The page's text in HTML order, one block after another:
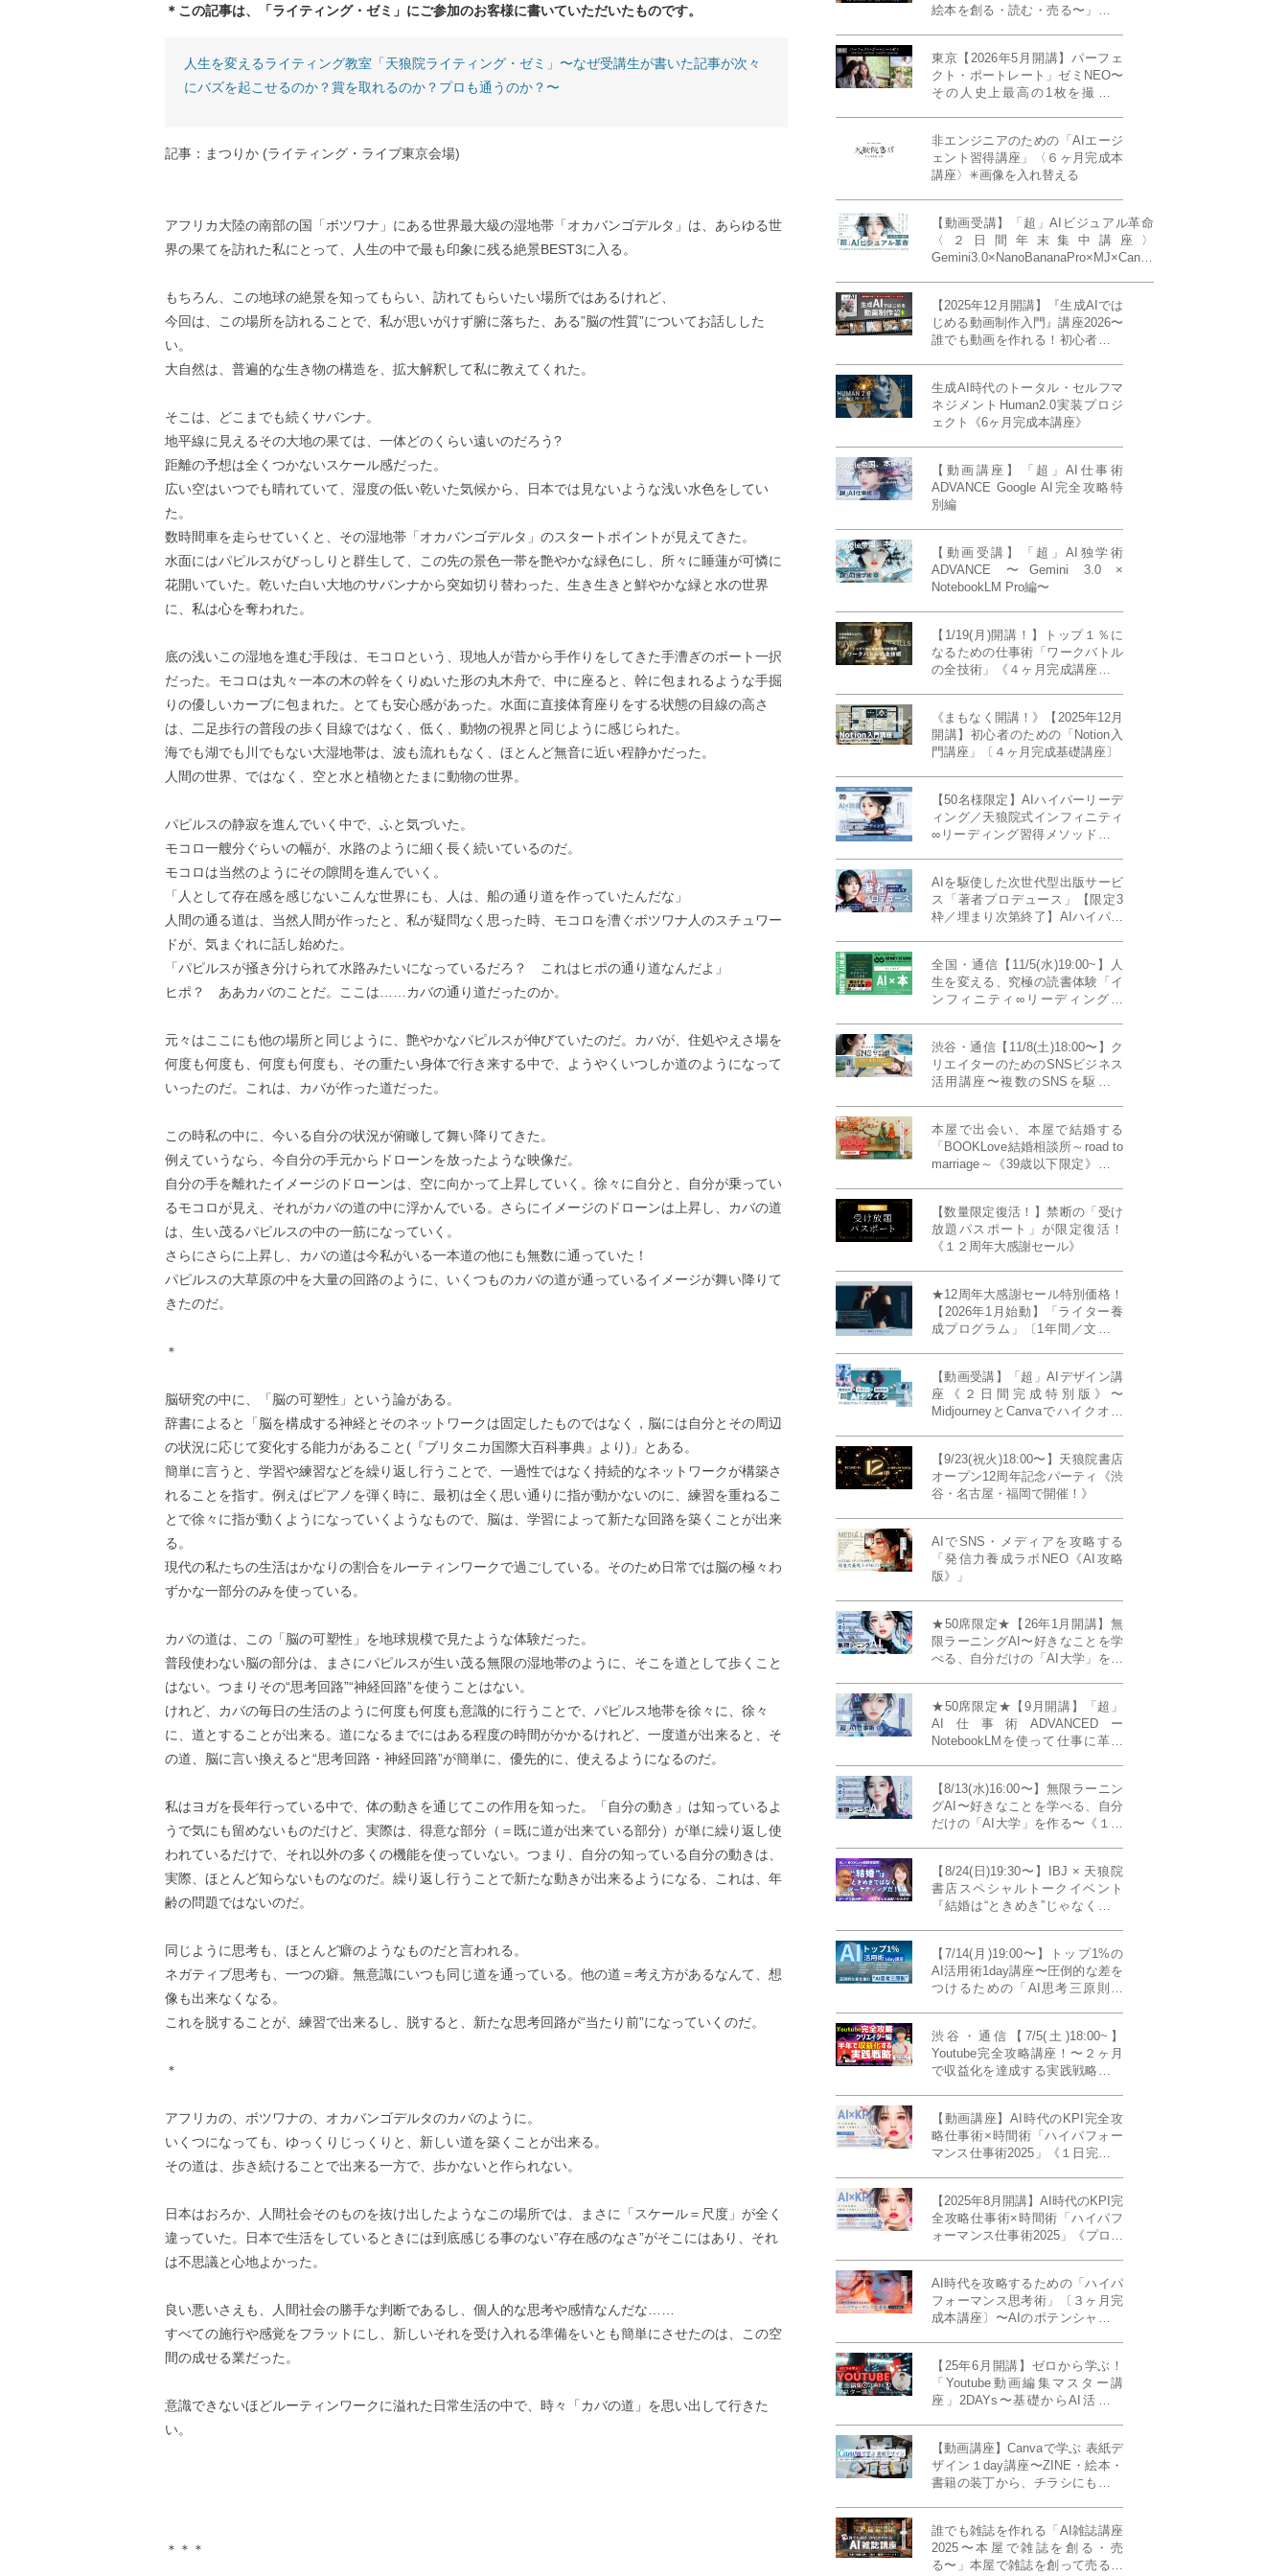
＊この記事は、「ライティング・ゼミ」にご参加のお客様に書いていただいたものです。
人生を変えるライティング教室「天狼院ライティング・ゼミ」〜なぜ受講生が書いた記事が次々
にバズを起こせるのか？賞を取れるのか？プロも通うのか？〜
記事：まつりか (ライティング・ライブ東京会場)
アフリカ大陸の南部の国「ボツワナ」にある世界最大級の湿地帯「オカバンゴデルタ」は、あらゆる世
界の果てを訪れた私にとって、人生の中で最も印象に残る絶景BEST3に入る。
もちろん、この地球の絶景を知ってもらい、訪れてもらいたい場所ではあるけれど、
今回は、この場所を訪れることで、私が思いがけず腑に落ちた、ある”脳の性質”についてお話しした
い。
大自然は、普遍的な生き物の構造を、拡大解釈して私に教えてくれた。
そこは、どこまでも続くサバンナ。
地平線に見えるその大地の果ては、一体どのくらい遠いのだろう?
距離の予想は全くつかないスケール感だった。
広い空はいつでも晴れていて、湿度の低い乾いた気候から、日本では見ないような浅い水色をしてい
た。
数時間車を走らせていくと、その湿地帯「オカバンゴデルタ」のスタートポイントが見えてきた。
水面にはパピルスがびっしりと群生して、この先の景色一帯を艶やかな緑色にし、所々に睡蓮が可憐に
花開いていた。乾いた白い大地のサバンナから突如切り替わった、生き生きと鮮やかな緑と水の世界
に、私は心を奪われた。
底の浅いこの湿地を進む手段は、モコロという、現地人が昔から手作りをしてきた手漕ぎのボート一択
だった。モコロは丸々一本の木の幹をくりぬいた形の丸木舟で、中に座ると、幹に包まれるような手掘
りの優しいカーブに包まれた。とても安心感があった。水面に直接体育座りをする状態の目線の高さ
は、二足歩行の普段の歩く目線ではなく、低く、動物の視界と同じように感じられた。
海でも湖でも川でもない大湿地帯は、波も流れもなく、ほとんど無音に近い程静かだった。
人間の世界、ではなく、空と水と植物とたまに動物の世界。
パピルスの静寂を進んでいく中で、ふと気づいた。
モコロ一艘分ぐらいの幅が、水路のように細く長く続いているのだ。
モコロは当然のようにその隙間を進んでいく。
「人として存在感を感じないこんな世界にも、人は、船の通り道を作っていたんだな」
人間の通る道は、当然人間が作ったと、私が疑問なく思った時、モコロを漕ぐボツワナ人のスチュワー
ドが、気まぐれに話し始めた。
「パピルスが掻き分けられて水路みたいになっているだろ？ これはヒポの通り道なんだよ」
ヒポ？ ああカバのことだ。ここは……カバの通り道だったのか。
元々はここにも他の場所と同じように、艶やかなパピルスが伸びていたのだ。カバが、住処やえさ場を
何度も何度も、何度も何度も、その重たい身体で行き来する中で、ようやくいつしか道のようになって
いったのだ。これは、カバが作った道だった。
この時私の中に、今いる自分の状況が俯瞰して舞い降りてきた。
例えていうなら、今自分の手元からドローンを放ったような映像だ。
自分の手を離れたイメージのドローンは、空に向かって上昇していく。徐々に自分と、自分が乗ってい
るモコロが見え、それがカバの道の中に浮かんでいる。さらにイメージのドローンは上昇し、カバの道
は、生い茂るパピルスの中の一筋になっていく。
さらにさらに上昇し、カバの道は今私がいる一本道の他にも無数に通っていた！
パピルスの大草原の中を大量の回路のように、いくつものカバの道が通っているイメージが舞い降りて
きたのだ。
＊
脳研究の中に、「脳の可塑性」という論がある。
辞書によると「脳を構成する神経とそのネットワークは固定したものではなく，脳には自分とその周辺
の状況に応じて変化する能力があること(『ブリタニカ国際大百科事典』より)」とある。
簡単に言うと、学習や練習などを繰り返し行うことで、一過性ではなく持続的なネットワークが構築さ
れることを指す。例えばピアノを弾く時に、最初は全く思い通りに指が動かないのに、練習を重ねるこ
とで徐々に指が動くようになっていくようなもので、脳は、学習によって新たな回路を築くことが出来
る。
現代の私たちの生活はかなりの割合をルーティンワークで過ごしている。そのため日常では脳の極々わ
ずかな一部分のみを使っている。
カバの道は、この「脳の可塑性」を地球規模で見たような体験だった。
普段使わない脳の部分は、まさにパピルスが生い茂る無限の湿地帯のように、そこを道として歩くこと
はない。つまりその“思考回路”“神経回路”を使うことはない。
けれど、カバの毎日の生活のように何度も何度も意識的に行うことで、パピルス地帯を徐々に、徐々
に、道とすることが出来る。道になるまでにはある程度の時間がかかるけれど、一度道が出来ると、そ
の道、脳に言い換えると“思考回路・神経回路”が簡単に、優先的に、使えるようになるのだ。
私はヨガを長年行っている中で、体の動きを通じてこの作用を知った。「自分の動き」は知っているよ
うで気にも留めないものだけど、実際は、得意な部分（＝既に道が出来ている部分）が単に繰り返し使
われているだけで、それ以外の多くの機能を使っていない。つまり、自分の知っている自分の動きは、
実際、ほとんど知らないものなのだ。繰り返し行うことで新たな動きが出来るようになる、これは、年
齢の問題ではないのだ。
同じように思考も、ほとんど癖のようなものだと言われる。
ネガティブ思考も、一つの癖。無意識にいつも同じ道を通っている。他の道＝考え方があるなんて、想
像も出来なくなる。
これを脱することが、練習で出来るし、脱すると、新たな思考回路が“当たり前”になっていくのだ。
＊
アフリカの、ボツワナの、オカバンゴデルタのカバのように。
いくつになっても、ゆっくりじっくりと、新しい道を築くことが出来る。
その道は、歩き続けることで出来る一方で、歩かないと作られない。
日本はおろか、人間社会そのものを抜け出したようなこの場所では、まさに「スケール＝尺度」が全く
違っていた。日本で生活をしているときには到底感じる事のない”存在感のなさ”がそこにはあり、それ
は不思議と心地よかった。
良い悪いさえも、人間社会の勝手な判断であるし、個人的な思考や感情なんだな……
すべての施行や感覚をフラットにし、新しいそれを受け入れる準備をいとも簡単にさせたのは、この空
間の成せる業だった。
意識できないほどルーティンワークに溢れた日常生活の中で、時々「カバの道」を思い出して行きた
い。
＊＊＊
絵本を創る・読む・売る〜」イン
20名限定》
東京【2026年5月開講】パーフェ
クト・ポートレート」ゼミNEO〜
その人史上最高の1枚を撮る！
催）」《初参加大歓迎／12名限
定》
非エンジニアのための「AIエージ
ェント習得講座」〈６ヶ月完成本
講座〉✳︎画像を入れ替える
【動画受講】「超」AIビジュアル革命
〈２日間年末集中講座〉
Gemini3.0×NanoBananaPro×MJ×Canva
【2025年12月開講】『生成AIでは
じめる動画制作入門』講座2026〜
誰でも動画を作れる！初心者から
生成AI時代のトータル・セルフマ
ネジメントHuman2.0実装プロジ
ェクト《6ヶ月完成本講座》
【動画講座】「超」AI仕事術
ADVANCE Google AI完全攻略特
別編
【動画受講】「超」AI独学術
ADVANCE 〜Gemini 3.0 ×
NotebookLM Pro編〜
【1/19(月)開講！】トップ１％に
なるための仕事術「ワークバトル
の全技術」《４ヶ月完成講座》ー
《まもなく開講！》【2025年12月
開講】初心者のための「Notion入
門講座」〔４ヶ月完成基礎講座〕
【50名様限定】AIハイパーリーデ
ィング／天狼院式インフィニティ
∞リーディング習得メソッド《４
AIを駆使した次世代型出版サービ
ス「著者プロデュース」【限定3
枠／埋まり次第終了】AIハイパー
全国・通信【11/5(水)19:00~】人
生を変える、究極の読書体験「イ
ンフィニティ∞リーディング／
MILLENNIUM THINKING アメリ
カ最高峰大学の人気講義』
渋谷・通信【11/8(土)18:00〜】ク
リエイターのためのSNSビジネス
活用講座〜複数のSNSを駆使し
成ラボPresents》
本屋で出会い、本屋で結婚する
「BOOKLove結婚相談所～road to
marriage～《39歳以下限定》」全
【数量限定復活！】禁断の「受け
放題パスポート」が限定復活！
《１２周年大感謝セール》
★12周年大感謝セール特別価格！
【2026年1月始動】「ライター養
成プログラム」〔1年間／文章講
ー”へ、全国どこからでも。〜《全
店舗リアルタイム参加OK／録画
視聴対応／限定4席》
【動画受講】「超」AIデザイン講
座《２日間完成特別版》〜
MidjourneyとCanvaでハイクオリ
【9/23(祝火)18:00〜】天狼院書店
オープン12周年記念パーティ《渋
谷・名古屋・福岡で開催！》
AIでSNS・メディアを攻略する
「発信力養成ラボNEO《AI攻略
版》」
★50席限定★【26年1月開講】無
限ラーニングAI〜好きなことを学
べる、自分だけの「AI大学」を作
★50席限定★【9月開講】「超」
AI仕事術ADVANCEDー
NotebookLMを使って仕事に革命
【8/13(水)16:00〜】無限ラーニン
グAI〜好きなことを学べる、自分
だけの「AI大学」を作る〜《１日
【8/24(日)19:30〜】IBJ × 天狼院
書店スペシャルトークイベント
『結婚は“ときめき”じゃなくて、
のカタチ〜《BOOKLove結婚相談
所presents》
【7/14(月)19:00〜】トップ1%の
AI活用術1day講座〜圧倒的な差を
つけるための「AI思考三原則」
渋谷・通信【7/5(土)18:00~】
Youtube完全攻略講座！〜２ヶ月
で収益化を達成する実践戦略！ゲ
発信力養成ラボNEO》
【動画講座】AI時代のKPI完全攻
略仕事術×時間術「ハイパフォー
マンス仕事術2025」《１日完成特
【2025年8月開講】AI時代のKPI完
全攻略仕事術×時間術「ハイパフ
ォーマンス仕事術2025」《プロフ
AI時代を攻略するための「ハイパ
フォーマンス思考術」〔３ヶ月完
成本講座〕〜AIのポテンシャルを
【25年6月開講】ゼロから学ぶ！
「Youtube動画編集マスター講
座」2DAYs〜基礎からAI活用ま
【動画講座】Canvaで学ぶ 表紙デ
ザイン１day講座〜ZINE・絵本・
書籍の装丁から、チラシにも活か
誰でも雑誌を作れる「AI雑誌講座
2025〜本屋で雑誌を創る・売
る〜」本屋で雑誌を創って売る！